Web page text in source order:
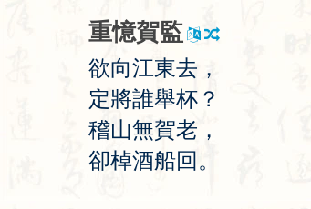
重憶賀監
欲向江東去 ，
定將誰舉杯 ？
稽山無賀老 ，
卻棹酒船回 。